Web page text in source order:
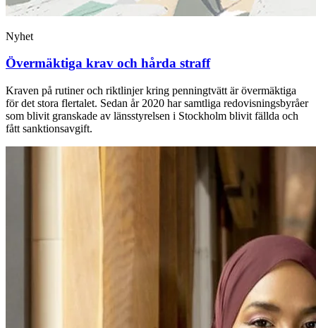
Nyhet
Övermäktiga krav och hårda straff
Kraven på rutiner och riktlinjer kring penning­tvätt är övermäktiga
för det stora flertalet. Sedan år 2020 har samtliga ­redo­visningsbyråer
som blivit ­granskade av länsstyrelsen i ­Stockholm blivit fällda och
fått sanktionsavgift.